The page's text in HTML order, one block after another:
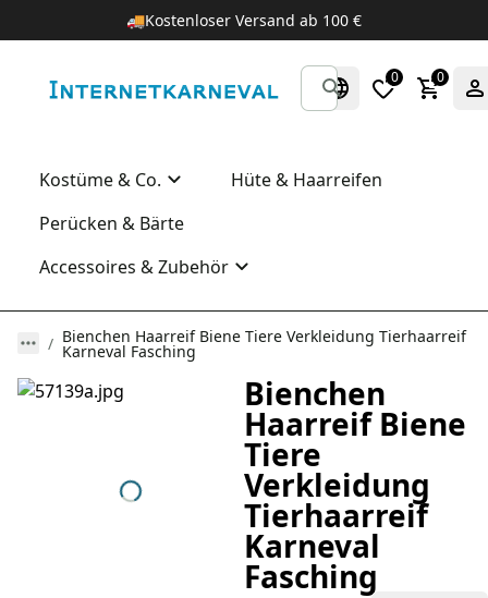
🚚Kostenloser Versand ab 100 €
0 0
Kostüme & Co.
Hüte & Haarreifen
Perücken & Bärte
Accessoires & Zubehör
Bienchen Haarreif Biene Tiere Verkleidung Tierhaarreif
Karneval Fasching
Bienchen
Haarreif Biene
Tiere
Verkleidung
Tierhaarreif
Karneval
Fasching